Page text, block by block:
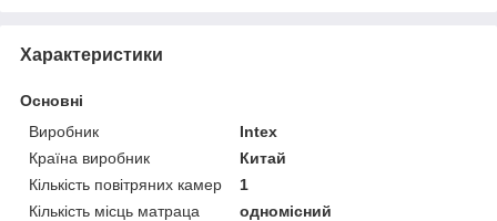
Характеристики
Основні
Виробник
Intex
Країна виробник
Китай
Кількість повітряних камер
1
Кількість місць матраца
одномісний